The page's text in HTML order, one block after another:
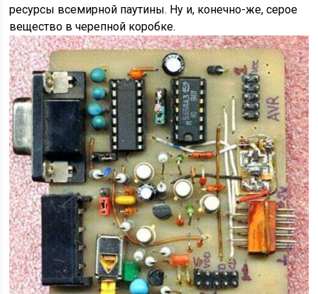
ресурсы всемирной паутины. Ну и, конечно-же, серое
вещество в черепной коробке.